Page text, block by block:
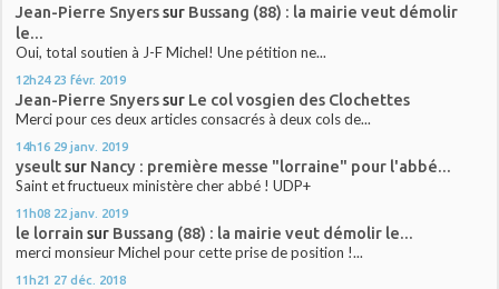
Jean-Pierre Snyerssur Bussang (88) : la mairie veut démolir
le...
Oui, total soutien à J-F Michel! Une pétition ne...
12h24 23 févr. 2019
Jean-Pierre Snyerssur Le col vosgien des Clochettes
Merci pour ces deux articles consacrés à deux cols de...
14h16 29 janv. 2019
yseultsur Nancy : première messe "lorraine" pour l'abbé...
Saint et fructueux ministère cher abbé ! UDP+
11h08 22 janv. 2019
le lorrain sur Bussang (88) : la mairie veut démolir le...
merci monsieur Michel pour cette prise de position !...
11h21 27 déc. 2018